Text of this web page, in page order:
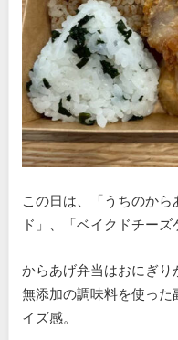
この日は、「うちのか
ド」、「ベイクドチー
からあげ弁当はおにぎ
無添加の調味料を使っ
イズ感。